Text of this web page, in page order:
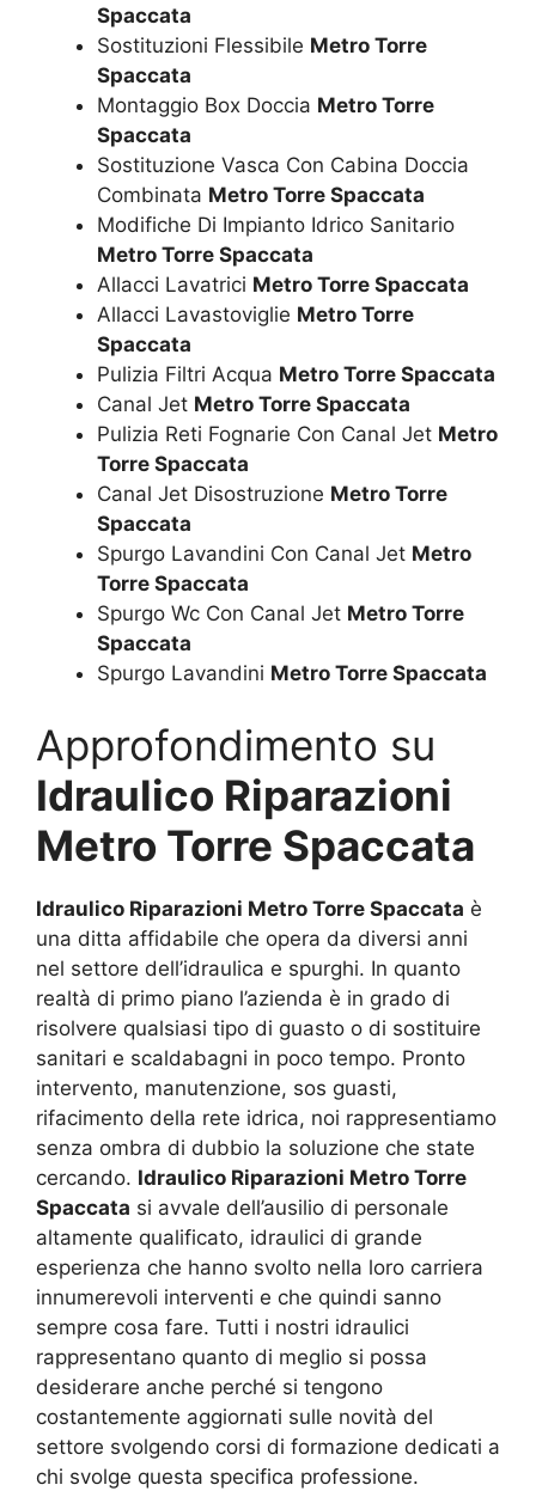
Spaccata
Sostituzioni Flessibile Metro Torre
Spaccata
Montaggio Box Doccia Metro Torre
Spaccata
Sostituzione Vasca Con Cabina Doccia
Combinata Metro Torre Spaccata
Modifiche Di Impianto Idrico Sanitario
Metro Torre Spaccata
Allacci Lavatrici Metro Torre Spaccata
Allacci Lavastoviglie Metro Torre
Spaccata
Pulizia Filtri Acqua Metro Torre Spaccata
Canal Jet Metro Torre Spaccata
Pulizia Reti Fognarie Con Canal Jet Metro
Torre Spaccata
Canal Jet Disostruzione Metro Torre
Spaccata
Spurgo Lavandini Con Canal Jet Metro
Torre Spaccata
Spurgo Wc Con Canal Jet Metro Torre
Spaccata
Spurgo Lavandini Metro Torre Spaccata
Approfondimento su
Idraulico Riparazioni
Metro Torre Spaccata
Idraulico Riparazioni Metro Torre Spaccata è
una ditta affidabile che opera da diversi anni
nel settore dell’idraulica e spurghi. In quanto
realtà di primo piano l’azienda è in grado di
risolvere qualsiasi tipo di guasto o di sostituire
sanitari e scaldabagni in poco tempo. Pronto
intervento, manutenzione, sos guasti,
rifacimento della rete idrica, noi rappresentiamo
senza ombra di dubbio la soluzione che state
cercando. Idraulico Riparazioni Metro Torre
Spaccata si avvale dell’ausilio di personale
altamente qualificato, idraulici di grande
esperienza che hanno svolto nella loro carriera
innumerevoli interventi e che quindi sanno
sempre cosa fare. Tutti i nostri idraulici
rappresentano quanto di meglio si possa
desiderare anche perché si tengono
costantemente aggiornati sulle novità del
settore svolgendo corsi di formazione dedicati a
chi svolge questa specifica professione.